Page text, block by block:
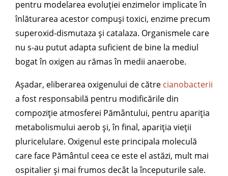
pentru modelarea evoluției enzimelor implicate în
înlăturarea acestor compuși toxici, enzime precum
superoxid-dismutaza și catalaza. Organismele care
nu s-au putut adapta suficient de bine la mediul
bogat în oxigen au rămas în medii anaerobe.
Așadar, eliberarea oxigenului de către cianobacterii
a fost responsabilă pentru modificările din
compoziție atmosferei Pământului, pentru apariția
metabolismului aerob și, în final, apariția vieții
pluricelulare. Oxigenul este principala moleculă
care face Pământul ceea ce este el astăzi, mult mai
ospitalier și mai frumos decât la începuturile sale.